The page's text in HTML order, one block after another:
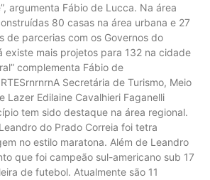
argumenta Fábio de Lucca. Na área
80 casas na área urbana e 27
de parcerias com os Governos do
existe mais projetos para 132 na cidade
complementa Fábio de
Secretária de Turismo, Meio
Lazer Edilaine Cavalhieri Faganelli
tem sido destaque na área regional.
do Prado Correia foi tetra
no estilo maratona. Além de Leandro
que foi campeão sul-americano sub 17
de futebol. Atualmente são 11